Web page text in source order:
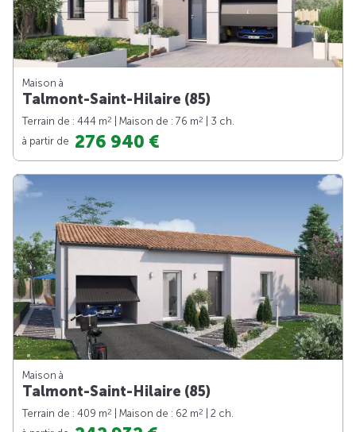
Maison à
Talmont-Saint-Hilaire (85)
Terrain de : 444 m2 | Maison de : 76 m2
| 3 ch.
à partir de 276 940 €
Maison à
Talmont-Saint-Hilaire (85)
Terrain de : 409 m2 | Maison de : 62 m2
| 2 ch.